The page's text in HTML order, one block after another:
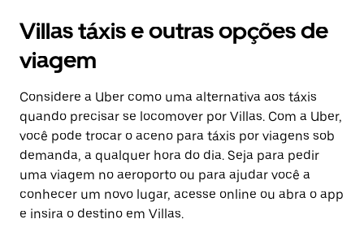
Villas táxis e outras opções de
viagem
Considere a Uber como uma alternativa aos táxis
quando precisar se locomover por Villas. Com a Uber,
você pode trocar o aceno para táxis por viagens sob
demanda, a qualquer hora do dia. Seja para pedir
uma viagem no aeroporto ou para ajudar você a
conhecer um novo lugar, acesse online ou abra o app
e insira o destino em Villas.